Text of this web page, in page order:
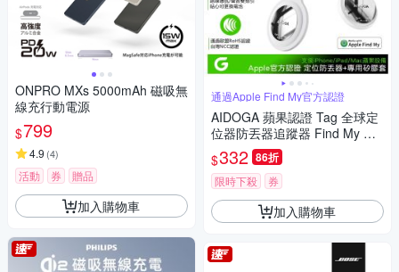
ONPRO MXs 5000mAh 磁吸無
線充行動電源
$799
4.9 (4)
活動 券 贈品
加入購物車
通過Apple Find My官方認證
AIDOGA 蘋果認證 Tag 全球定
位器防丟器追蹤器 Find My 尋
物/鑰匙/寵物/老人
$332 86折
限時下殺 券
加入購物車